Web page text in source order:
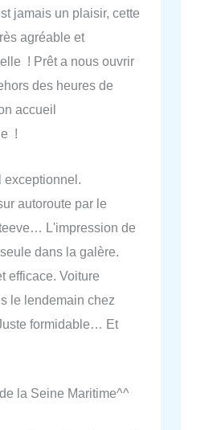
jamais un plaisir, cette
agréable et
! Prêt a nous ouvrir
des heures de
accueil
!
autoroute par le
L'impression de
dans la galère.
efficace. Voiture
le lendemain chez
formidable… Et
la Seine Maritime^^